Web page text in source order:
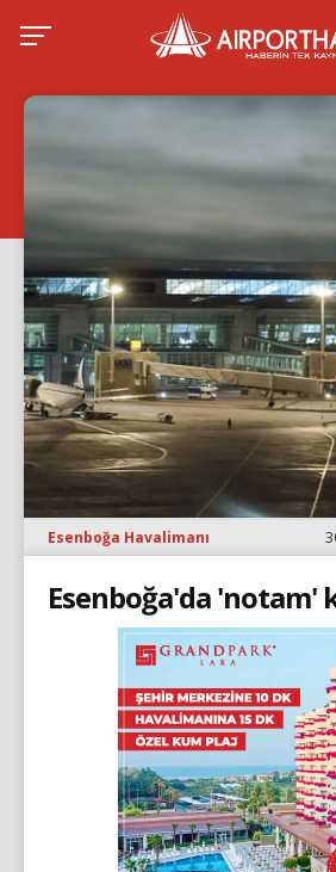
Esenboğa Havalimanı
Esenboğa'da 'notam'